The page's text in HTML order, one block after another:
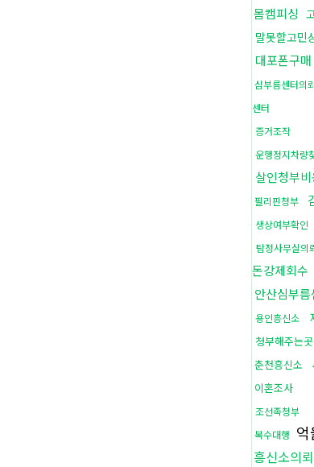
몸캠피싱
말못할고민
대포폰구매
심부름센터의
센터
증거조작
운행정지차량
살인청부비
필리핀청부
생상여부확인
탐정사무실의
돈강제회수
안산심부름
용인흥신소
청부해주는곳
춘천흥신소
이혼조사
조선족청부
복수대행
흥신소의